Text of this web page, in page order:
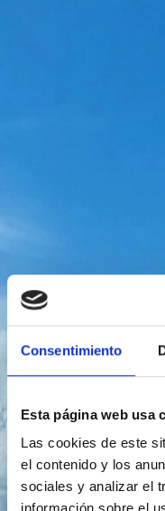
Consentimiento
Esta página web usa
Las cookies de este
el contenido y los
sociales y analizar el
En